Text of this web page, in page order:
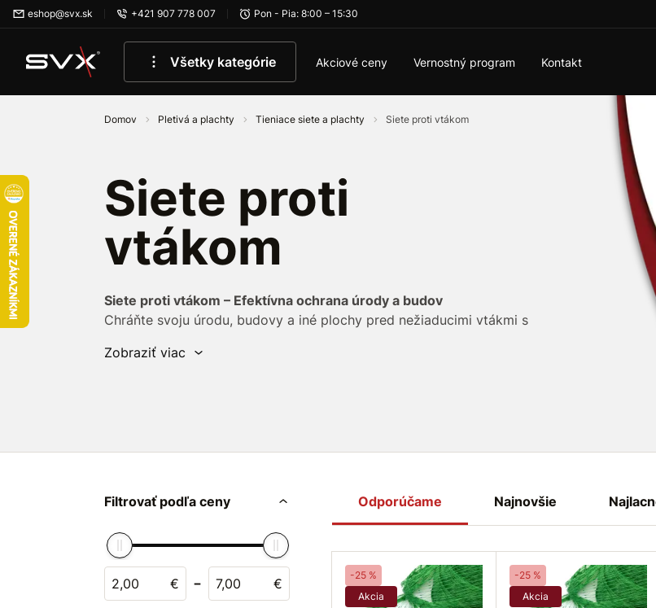
Preskočiť na hlavný obsah
eshop@svx.sk +421 907 778 007 Pon - Pia: 8:00 – 15:30
Všetky kategórie Akciové ceny Vernostný program Kontakt
Domov Pletivá a plachty Tieniace siete a plachty Siete proti vtákom
Siete proti
vtákom
Siete proti vtákom – Efektívna ochrana úrody a budov
Chráňte svoju úrodu, budovy a iné plochy pred nežiaducimi vtákmi s
zabezpečenie
vinohradov, ovocných sadov, zeleninových záhonov,
Zobraziť viac
Filtrovať podľa ceny
€ - €
Odporúčame Najnovšie
-25 %
Akcia
-25 %
Akcia